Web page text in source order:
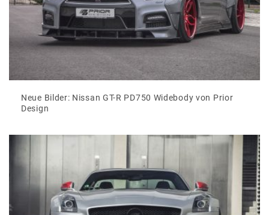
Neue Bilder: Nissan GT-R PD750 Widebody von Prior
Design